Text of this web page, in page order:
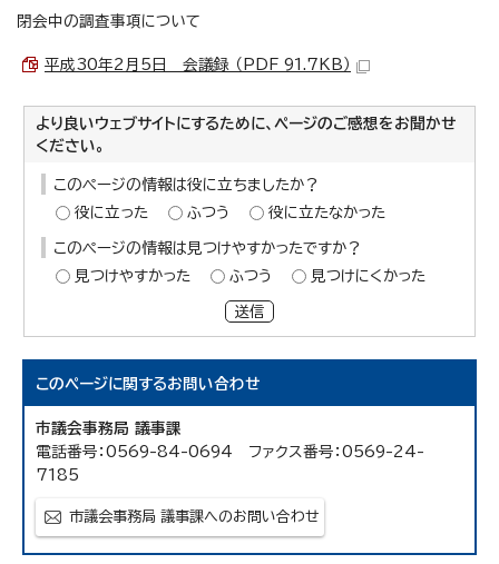
閉会中の調査事項について
平成30年2月5日 会議録 （PDF 91.7KB）
より良いウェブサイトにするために、ページのご感想をお聞かせ
ください。
このページの情報は役に立ちましたか？
役に立った
ふつう 役に立たなかった
このページの情報は見つけやすかったですか？
見つけやすかった
ふつう 見つけにくかった
送信
このページに関するお問い合わせ
市議会事務局 議事課
電話番号：0569-84-0694 ファクス番号：0569-24-
7185
市議会事務局 議事課へのお問い合わせ